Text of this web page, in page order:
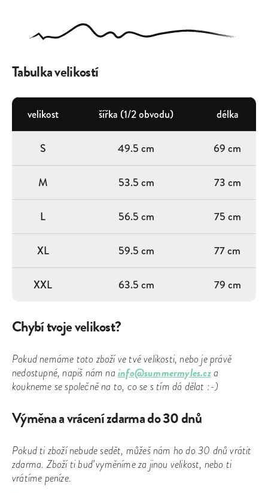
Tabulka velikostí
velikost šířka (1/2 obvodu) délka
S 49.5 cm 69 cm
M 53.5 cm 73 cm
L 56.5 cm 75 cm
XL 59.5 cm 77 cm
XXL 63.5 cm 79 cm
Chybí tvoje velikost?
Pokud nemáme toto zboží ve tvé velikosti, nebo je právě
nedostupné, napiš nám na info@summermyles.cza
koukneme se společně na to, co se s tím dá dělat :-)
Výměna a vrácení zdarma do 30 dnů
Pokud ti zboží nebude sedět, můžeš nám ho do 30 dnů vrátit
zdarma. Zboží ti buď vyměníme za jinou velikost, nebo ti
vrátíme peníze.